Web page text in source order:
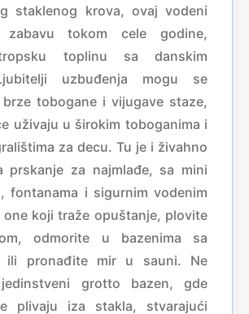
staklenog krova, ovaj vodeni
tokom cele godine,
toplinu sa danskim
uzbuđenja mogu se
tobogane i vijugave staze,
uživaju u širokim toboganima i
za decu. Tu je i živahno
prskanje za najmlađe, sa mini
fontanama i sigurnim vodenim
one koji traže opuštanje, plovite
odmorite u bazenima sa
ili pronađite mir u sauni. Ne
grotto bazen, gde
plivaju iza stakla, stvarajući